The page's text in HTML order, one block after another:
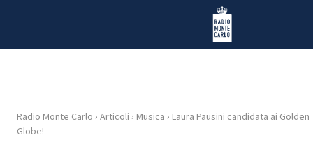
Radio Monte Carlo
HOME
Radio Monte Carlo › Articoli › Musica › Laura Pausini candidata ai Golden
Globe!